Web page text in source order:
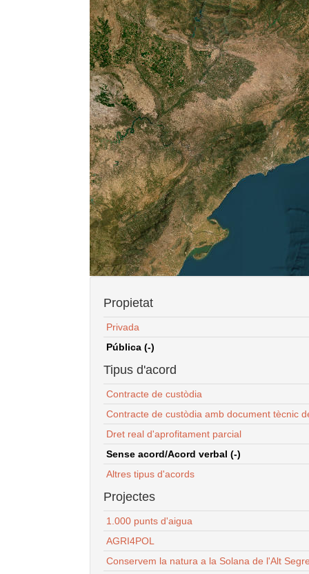
Propietat
Privada
Pública (-)
Tipus d'acord
Contracte de custòdia
Contracte de custòdia amb document tècnic
Dret real d'aprofitament parcial
Sense acord/Acord verbal (-)
Altres tipus d'acords
Projectes
1.000 punts d'aigua
AGRI4POL
Conservem la natura a la Solana de l'Alt